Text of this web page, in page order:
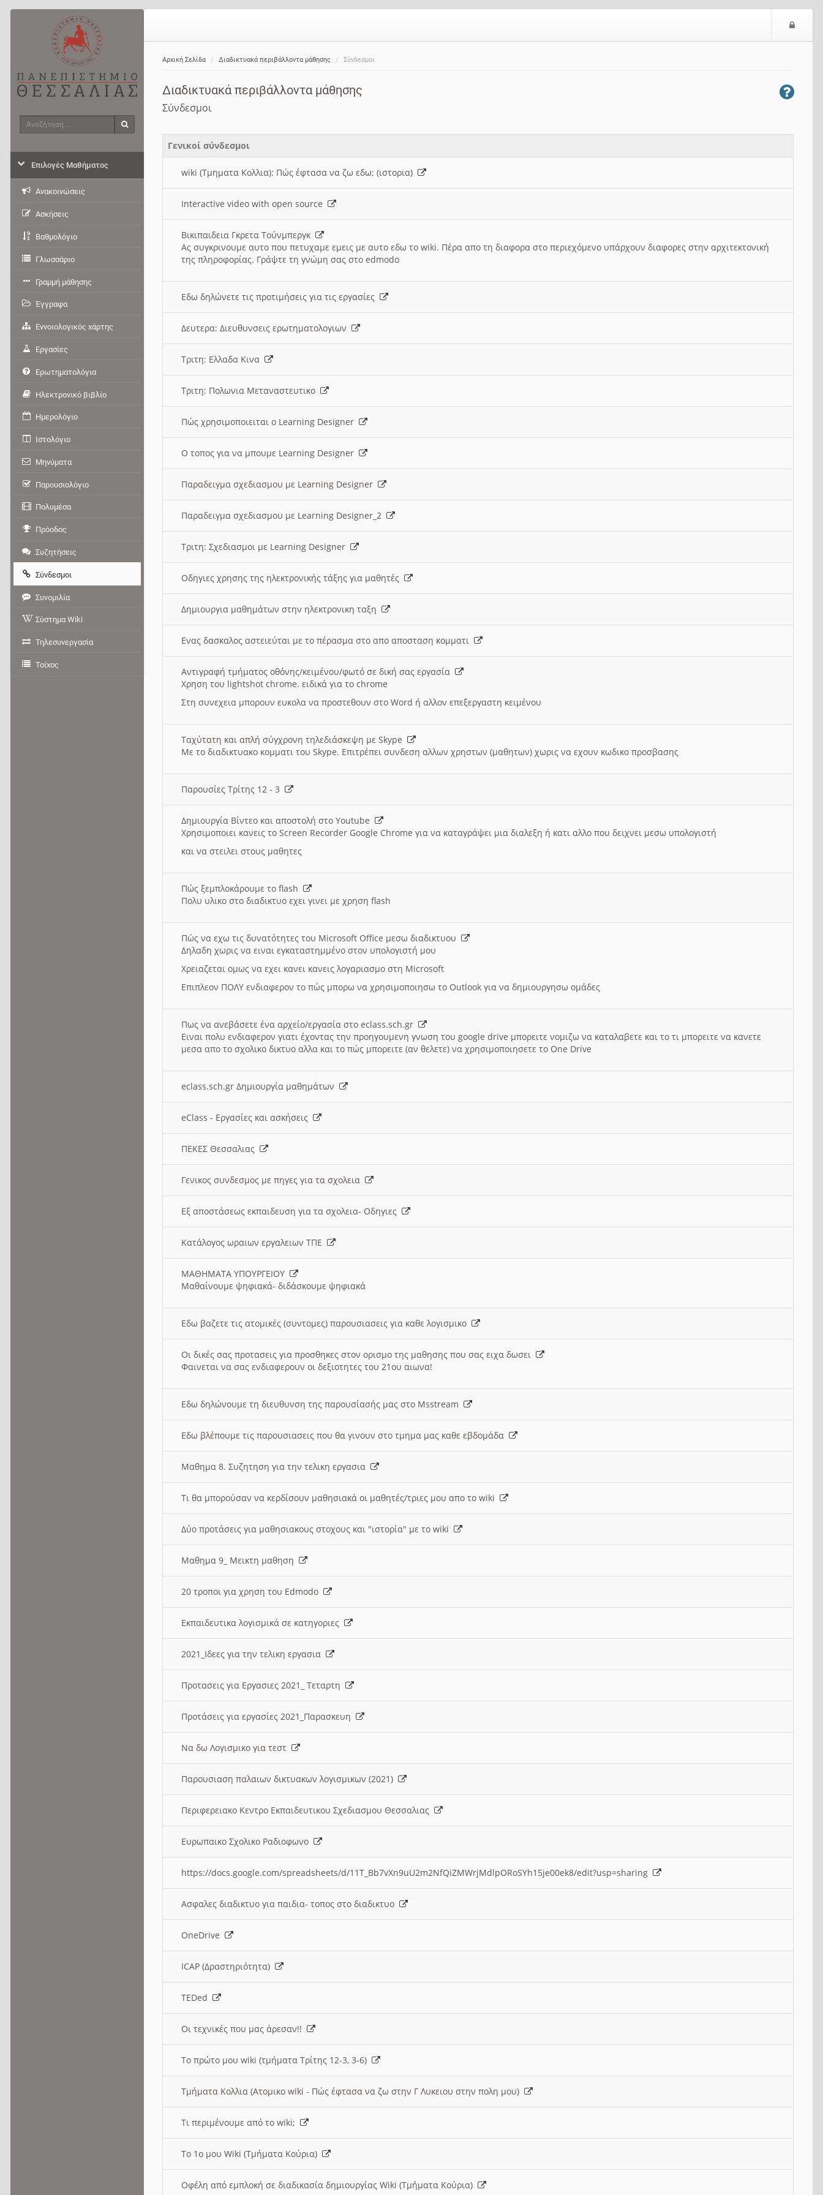
Αρχική Σελίδα Διαδικτυακά περιβάλλοντα μάθησης Σύνδεσμοι
Διαδικτυακά περιβάλλοντα μάθησης
Σύνδεσμοι
Γενικοί σύνδεσμοι
wiki (Τμηματα Κολλια): Πώς έφτασα να ζω εδω; (ιστορια)
Interactive video with open source
Βικιπαιδεια Γκρετα Τούνμπεργκ
Ας συγκρινουμε αυτο που πετυχαμε εμεις με αυτο εδω το wiki. Πέρα απο τη διαφορα στο περιεχόμενο υπάρχουν διαφορες στην αρχιτεκτονική
της πληροφορίας. Γράψτε τη γνώμη σας στο edmodo
Εδω δηλώνετε τις προτιμήσεις για τις εργασίες
Δευτερα: Διευθυνσεις ερωτηματολογιων
Τριτη: Ελλαδα Κινα
Τριτη: Πολωνια Μεταναστευτικο
Πώς χρησιμοποιειται ο Learning Designer
O τοπος για να μπουμε Learning Designer
Παραδειγμα σχεδιασμου με Learning Designer
Παραδειγμα σχεδιασμου με Learning Designer_2
Τριτη: Σχεδιασμοι με Learning Designer
Οδηγιες χρησης της ηλεκτρονικής τάξης για μαθητές
Δημιουργια μαθημάτων στην ηλεκτρονικη ταξη
Ενας δασκαλος αστειεύται με το πέρασμα στο απο αποσταση κομματι
Αντιγραφή τμήματος οθόνης/κειμένου/φωτό σε δική σας εργασία
Χρηση του lightshot chrome. ειδικά για το chrome
Στη συνεχεια μπορουν ευκολα να προστεθουν στο Word ή αλλον επεξεργαστη κειμένου
Ταχύτατη και απλή σύγχρονη τηλεδιάσκεψη με Skype
Με το διαδικτυακο κομματι του Skype. Επιτρέπει συνδεση αλλων χρηστων (μαθητων) χωρις να εχουν κωδικο προσβασης
Παρουσίες Τρίτης 12 - 3
Δημιουργία Βίντεο και αποστολή στο Youtube
Χρησιμοποιει κανεις το Screen Recorder Google Chrome για να καταγράψει μια διαλεξη ή κατι αλλο που δειχνει μεσω υπολογιστή
και να στειλει στους μαθητες
Πώς ξεμπλοκάρουμε το flash
Πολυ υλικο στο διαδικτυο εχει γινει με χρηση flash
Πώς να εχω τις δυνατότητες του Microsoft Office μεσω διαδικτυου
Δηλαδη χωρις να ειναι εγκαταστημμένο στον υπολογιστή μου
Χρειαζεται ομως να εχει κανει κανεις λογαριασμο στη Microsoft
Επιπλεον ΠΟΛΥ ενδιαφερον το πώς μπορω να χρησιμοποιησω το Outlook για να δημιουργησω ομάδες
Πως να ανεβάσετε ένα αρχείο/εργασία στο eclass.sch.gr
Ειναι πολυ ενδιαφερον γιατι έχοντας την προηγουμενη γνωση του google drive μπορειτε νομιζω να καταλαβετε και το τι μπορειτε να κανετε
μεσα απο το σχολικο δικτυο αλλα και το πώς μπορειτε (αν θελετε) να χρησιμοποιησετε το One Drive
eclass.sch.gr Δημιουργία μαθημάτων
eClass - Εργασίες και ασκήσεις
ΠΕΚΕΣ Θεσσαλιας
Γενικος συνδεσμος με πηγες για τα σχολεια
Εξ αποστάσεως εκπαιδευση για τα σχολεια- Οδηγιες
Κατάλογος ωραιων εργαλειων ΤΠΕ
ΜΑΘΗΜΑΤΑ ΥΠΟΥΡΓΕΙΟΥ
Μαθαίνουμε ψηφιακά- διδάσκουμε ψηφιακά
Εδω βαζετε τις ατομικές (συντομες) παρουσιασεις για καθε λογισμικο
Οι δικές σας προτασεις για προσθηκες στον ορισμο της μαθησης που σας ειχα δωσει
Φαινεται να σας ενδιαφερουν οι δεξιοτητες του 21ου αιωνα!
Εδω δηλώνουμε τη διευθυνση της παρουσίασής μας στο Msstream
Εδω βλέπουμε τις παρουσιασεις που θα γινουν στο τμημα μας καθε εβδομάδα
Μαθημα 8. Συζητηση για την τελικη εργασια
Τι θα μπορούσαν να κερδίσουν μαθησιακά οι μαθητές/τριες μου απο το wiki
Δύο προτάσεις για μαθησιακους στοχους και "ιστορία" με το wiki
Μαθημα 9_ Μεικτη μαθηση
20 τροποι για χρηση του Edmodo
Εκπαιδευτικα λογισμικά σε κατηγοριες
2021_Ιδεες για την τελικη εργασια
Προτασεις για Εργασιες 2021_ Τεταρτη
Προτάσεις για εργασίες 2021_Παρασκευη
Να δω Λογισμικο για τεστ
Παρουσιαση παλαιων δικτυακων λογισμικων (2021)
Περιφερειακο Κεντρο Εκπαιδευτικου Σχεδιασμου Θεσσαλιας
Ευρωπαικο Σχολικο Ραδιοφωνο
https://docs.google.com/spreadsheets/d/11T_Bb7vXn9uU2m2NfQiZMWrjMdlpORoSYh15je00ek8/edit?usp=sharing
Ασφαλες διαδικτυο για παιδια- τοπος στο διαδικτυο
OneDrive
ICAP (Δραστηριότητα)
TEDed
Οι τεχνικές που μας άρεσαν!!
Το πρώτο μου wiki (τμήματα Τρίτης 12-3, 3-6)
Τμήματα Κολλια (Ατομικο wiki - Πώς έφτασα να ζω στην Γ Λυκειου στην πολη μου)
Τι περιμένουμε από το wiki;
Το 1ο μου Wiki (Τμήματα Κούρια)
Οφέλη από εμπλοκή σε διαδικασία δημιουργίας Wiki (Τμήματα Κούρια)
Αναζήτηση
Επιλογές Μαθήματος
Ανακοινώσεις
Ασκήσεις
Βαθμολόγιο
Γλωσσάριο
Γραμμή μάθησης
Έγγραφα
Εννοιολογικός χάρτης
Εργασίες
Ερωτηματολόγια
Ηλεκτρονικό βιβλίο
Ημερολόγιο
Ιστολόγιο
Μηνύματα
Παρουσιολόγιο
Πολυμέσα
Πρόοδος
Συζητήσεις
Σύνδεσμοι
Συνομιλία
Σύστημα Wiki
Τηλεσυνεργασία
Τοίχος